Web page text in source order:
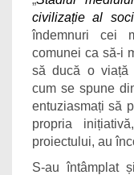
civilizație al
îndemnuri cei
comunei ca să-i
să ducă o viață
cum se spune
entuziasmați să
propria
proiectului, au
S-au întâmplat